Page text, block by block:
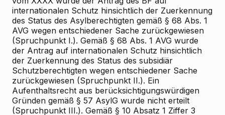
internationalen Schutz hinsichtlich der Zuerkennung
des Status des Asylberechtigten gemäß § 68 Abs. 1
AVG wegen entschiedener Sache zurückgewiesen
(Spruchpunkt I.). Gemäß § 68 Abs. 1 AVG wurde
der Antrag auf internationalen Schutz hinsichtlich
der Zuerkennung des Status des subsidiär
Schutzberechtigten wegen entschiedener Sache
zurückgewiesen (Spruchpunkt II.). Ein
Aufenthaltsrecht aus berücksichtigungswürdigen
Gründen gemäß § 57 AsylG wurde nicht erteilt
(Spruchpunkt III.). Gemäß § 10 Absatz 1 Ziffer 3